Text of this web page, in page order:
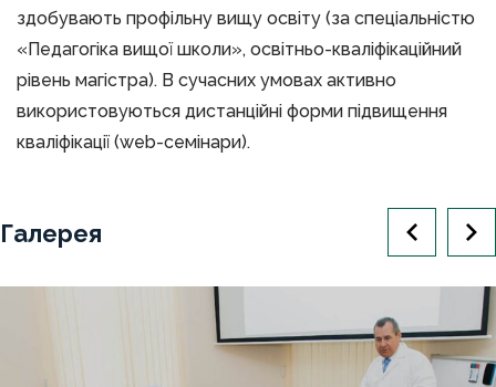
здобувають профільну вищу освіту (за спеціальністю
«Педагогіка вищої школи», освітньо-кваліфікаційний
рівень магістра). В сучасних умовах активно
використовуються дистанційні форми підвищення
кваліфікації (web-семінари).
Галерея